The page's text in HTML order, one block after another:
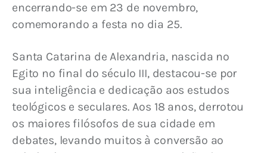
encerrando-se em 23 de novembro,
comemorando a festa no dia 25.
Santa Catarina de Alexandria, nascida no
Egito no final do século III, destacou-se por
sua inteligência e dedicação aos estudos
teológicos e seculares. Aos 18 anos, derrotou
os maiores filósofos de sua cidade em
debates, levando muitos à conversão ao